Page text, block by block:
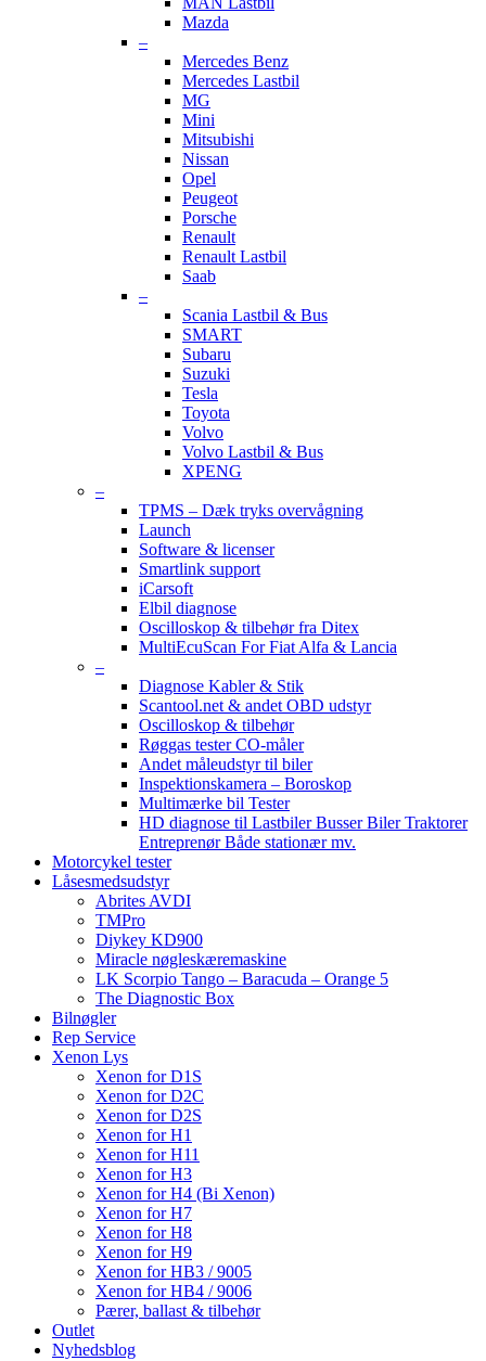
Mazda
–
Mercedes Benz
Mercedes Lastbil
MG
Mini
Mitsubishi
Nissan
Opel
Peugeot
Porsche
Renault
Renault Lastbil
Saab
–
Scania Lastbil & Bus
SMART
Subaru
Suzuki
Tesla
Toyota
Volvo
Volvo Lastbil & Bus
XPENG
–
TPMS – Dæk tryks overvågning
Launch
Software & licenser
Smartlink support
iCarsoft
Elbil diagnose
Oscilloskop & tilbehør fra Ditex
MultiEcuScan For Fiat Alfa & Lancia
–
Diagnose Kabler & Stik
Scantool.net & andet OBD udstyr
Oscilloskop & tilbehør
Røggas tester CO-måler
Andet måleudstyr til biler
Inspektionskamera – Boroskop
Multimærke bil Tester
HD diagnose til Lastbiler Busser Biler Traktorer
Entreprenør Både stationær mv.
Motorcykel tester
Låsesmedsudstyr
Abrites AVDI
TMPro
Diykey KD900
Miracle nøgleskæremaskine
LK Scorpio Tango – Baracuda – Orange 5
The Diagnostic Box
Bilnøgler
Rep Service
Xenon Lys
Xenon for D1S
Xenon for D2C
Xenon for D2S
Xenon for H1
Xenon for H11
Xenon for H3
Xenon for H4 (Bi Xenon)
Xenon for H7
Xenon for H8
Xenon for H9
Xenon for HB3 / 9005
Xenon for HB4 / 9006
Pærer, ballast & tilbehør
Outlet
Nyhedsblog